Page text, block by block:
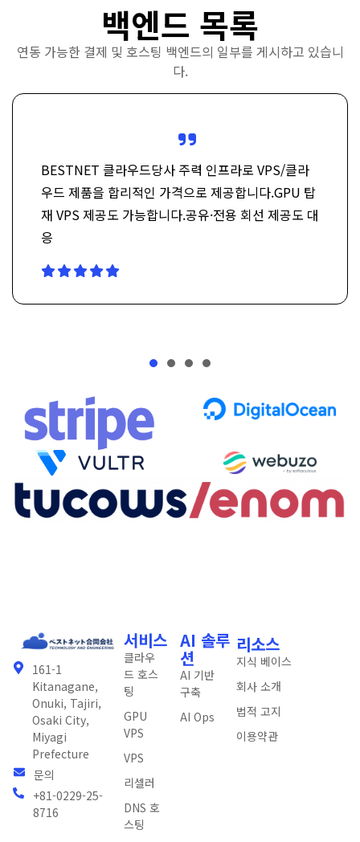
백엔드 목록
연동 가능한 결제 및 호스팅 백엔드의 일부를 게시하고 있습니
다.
BESTNET 클라우드당사 주력 인프라로 VPS/클라
우드 제품을 합리적인 가격으로 제공합니다.GPU 탑
재 VPS 제공도 가능합니다.공유·전용 회선 제공도 대
응
161-1
Kitanagane,
Onuki, Tajiri,
Osaki City,
Miyagi
Prefecture
문의
+81-0229-25-
8716
서비스
클라우
드 호스
팅
GPU
VPS
VPS
리셀러
DNS 호
스팅
AI 솔루
션
AI 기반
구축
AI Ops
리소스
지식 베이스
회사 소개
법적 고지
이용약관